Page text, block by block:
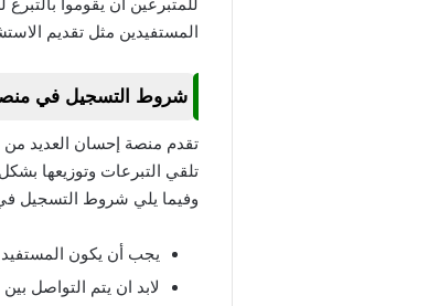
المستفيدين مثل تقديم
شروط التسجيل في
تقدم منصة إحسان العديد من
تلقي التبرعات وتوزيعها
وفيما يلي شروط التسجيل في
يجب أن يكون المستفيد
لابد ان يتم التواصل